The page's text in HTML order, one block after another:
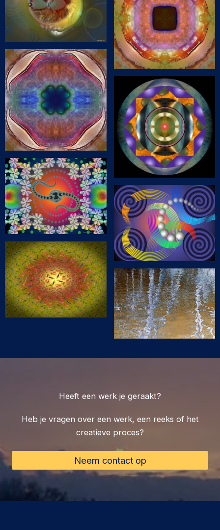
Heeft een werk je geraakt?
Heb je vragen over een werk, een reeks of het
creatieve proces?
Neem contact op